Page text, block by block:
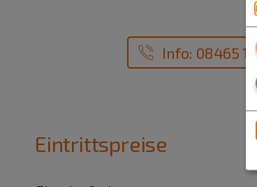
Info: 08465
Eintrittspreise